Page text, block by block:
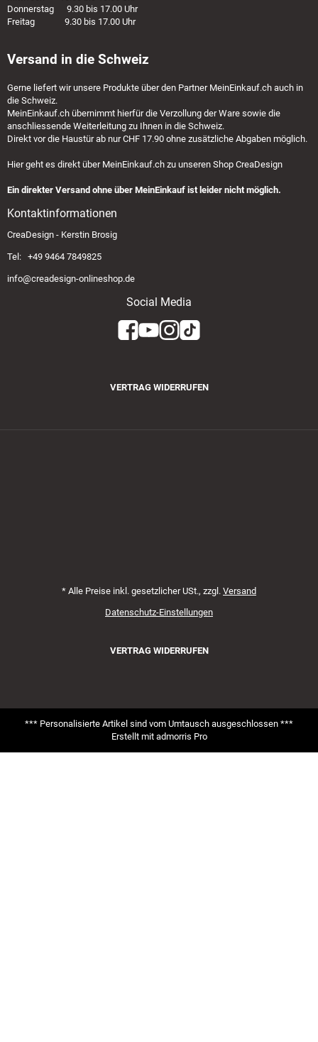
Donnerstag 9.30 bis 17.00 Uhr
Freitag 9.30 bis 17.00 Uhr
Versand in die Schweiz
Gerne liefert wir unsere Produkte über den Partner MeinEinkauf.ch auch in
die Schweiz.
MeinEinkauf.ch übernimmt hierfür die Verzollung der Ware sowie die
anschliessende Weiterleitung zu Ihnen in die Schweiz.
Direkt vor die Haustür ab nur CHF 17.90 ohne zusätzliche Abgaben möglich.
Hier geht es direkt über MeinEinkauf.ch zu unseren Shop CreaDesign
Ein direkter Versand ohne über MeinEinkauf ist leider nicht möglich.
Kontaktinformationen
CreaDesign - Kerstin Brosig
Tel: +49 9464 7849825
info@creadesign-onlineshop.de
Social Media
VERTRAG WIDERRUFEN
* Alle Preise inkl. gesetzlicher USt., zzgl. Versand
Datenschutz-Einstellungen
VERTRAG WIDERRUFEN
*** Personalisierte Artikel sind vom Umtausch ausgeschlossen ***
Erstellt mit admorris Pro